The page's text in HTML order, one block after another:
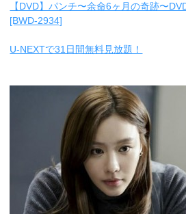
【DVD】パンチ〜余命6ヶ月の奇跡〜
[BWD-2934]
U-NEXTで31日間無料見放題！